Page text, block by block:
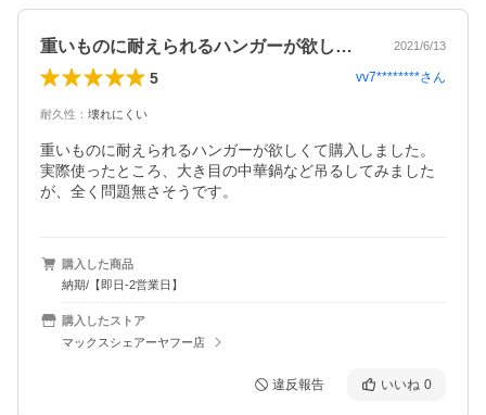
重いものに耐えられるハンガーが欲しくて… 2021/6/13
5 vv7********さん
耐久性 ： 壊れにくい
重いものに耐えられるハンガーが欲しくて購入しました。
実際使ったところ、大き目の中華鍋など吊るしてみました
が、全く問題無さそうです。
購入した商品
納期/【即日-2営業日】
購入したストア
マックスシェアーヤフー店
違反報告 いいね 0